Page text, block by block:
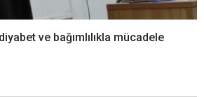
ve bağımlılıkla mücadele